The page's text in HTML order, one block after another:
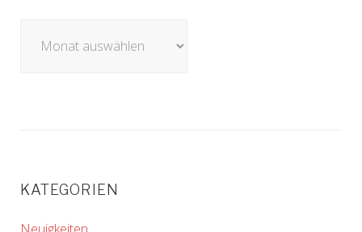
KATEGORIEN